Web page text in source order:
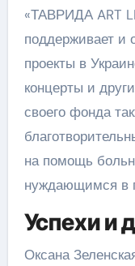
«ТАВРИДА ART
поддерживает и
проекты в
концерты и
своего фонда
на помощь
нуждающимся в
Успехи и
Оксана